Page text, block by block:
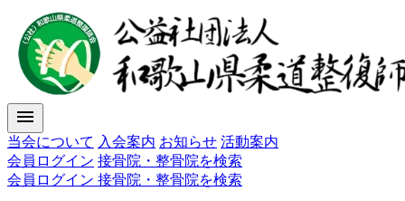
menu
当会について 入会案内 お知らせ 活動案内
会員ログイン 接骨院・整骨院を検索
会員ログイン 接骨院・整骨院を検索